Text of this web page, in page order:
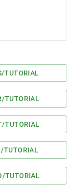
/TUTORIAL
/TUTORIAL
/TUTORIAL
/TUTORIAL
/TUTORIAL